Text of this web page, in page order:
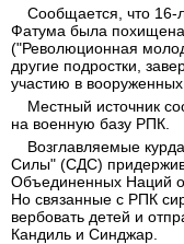
Сообщается, что 16-
Фатума была
("Революционная
другие подростки,
участию в вооруженных
Местный источник
на военную базу РПК.
Возглавляемые
Силы" (СДС)
Объединенных Наций о
Но связанные с РПК
вербовать детей и
Кандиль и Синджар.